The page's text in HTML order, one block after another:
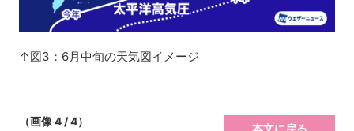
↑図3：6月中旬の天気図イメージ
（画像 4 / 4）